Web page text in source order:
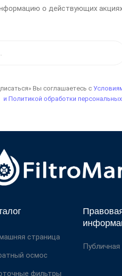
о действующих
Вы соглашаетесь с
и Политикой обработки
страница
осмос
фильтры